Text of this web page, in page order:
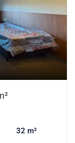
32 m²